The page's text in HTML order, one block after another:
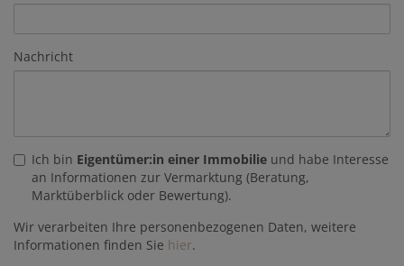
Nachricht
Ich bin Eigentümer:in einer Immobilie und habe Interesse
an Informationen zur Vermarktung (Beratung,
Marktüberblick oder Bewertung).
Wir verarbeiten Ihre personenbezogenen Daten, weitere
Informationen finden Sie hier.